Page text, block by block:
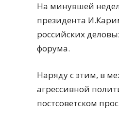
На минувшей
президента
российских
форума.
Наряду с этим, в
агрессивной
постсоветском